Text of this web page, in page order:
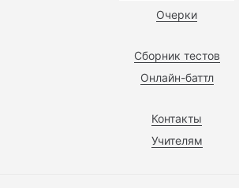
Очерки
Сборник тестов
Онлайн-баттл
Контакты
Учителям